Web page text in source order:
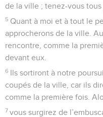
de la ville ; tenez-vous tous
5 Quant à moi et à tout le
approcherons de la ville.
rencontre, comme la
devant eux.
6 Ils sortiront à notre
coupés de la ville, car ils
comme la première fois.
7 vous surgirez de